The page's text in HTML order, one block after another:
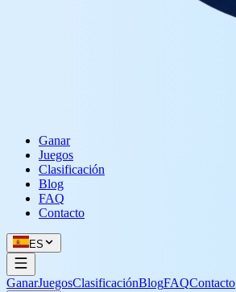
Ganar
Juegos
Clasificación
Blog
FAQ
Contacto
ES
GanarJuegosClasificaciónBlogFAQContacto